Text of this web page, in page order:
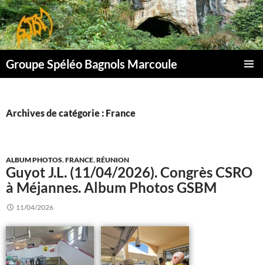
Aller
au
contenu
Groupe Spéléo Bagnols Marcoule
Archives de catégorie : France
ALBUM PHOTOS,FRANCE,RÉUNION
Guyot J.L. (11/04/2026). Congrès CSRO
à Méjannes. Album Photos GSBM
11/04/2026